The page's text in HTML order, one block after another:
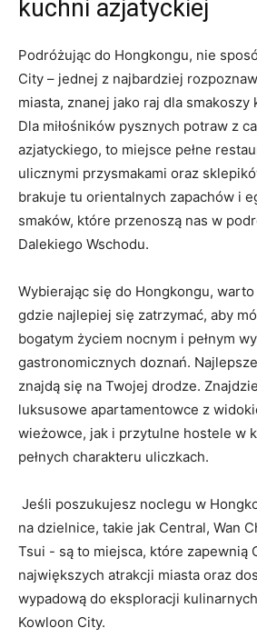
kuchni azjatyckiej
Podróżując do Hongkongu, nie
City – jednej z najbardziej
miasta, ‌znanej jako⁣ raj dla smakoszy
Dla miłośników pysznych potraw z
azjatyckiego, to miejsce pełne
ulicznymi przysmakami oraz⁣
brakuje tu orientalnych zapachów i
smaków, które przenoszą⁤ nas w
Dalekiego Wschodu.
Wybierając się do Hongkongu,
gdzie najlepiej się zatrzymać, aby
bogatym życiem nocnym i pełnym
gastronomicznych doznań.
znajdą się na Twojej‍ drodze.
luksusowe apartamentowce z
wieżowce, jak i przytulne ‌hostele w
pełnych ‌charakteru uliczkach.
Jeśli poszukujesz noclegu w
na dzielnice, takie jak Central, Wan
Tsui ​- są to miejsca, które zapewnią
⁤największych ⁣atrakcji miasta oraz
wypadową do eksploracji
Kowloon City.